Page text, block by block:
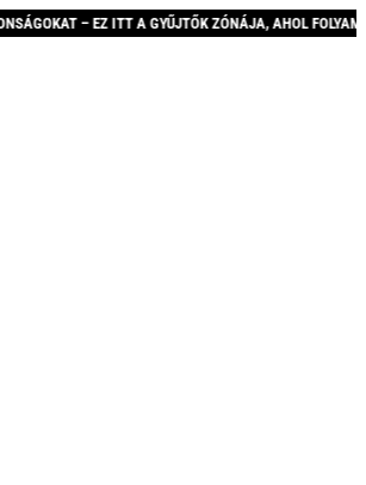
– EZ ITT A GYŰJTŐK ZÓNÁJA, AHOL